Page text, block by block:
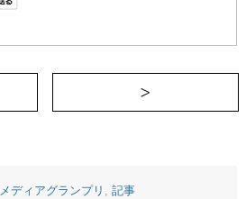
＜ 体に良い食事は仙豆を食べるようなも
メディアグランプリ , 記事